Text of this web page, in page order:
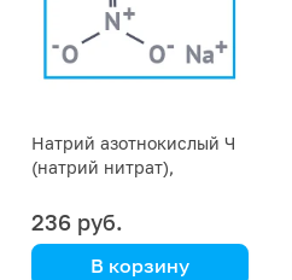
Натрий азотнокислый Ч
(натрий нитрат),
236 руб.
В корзину